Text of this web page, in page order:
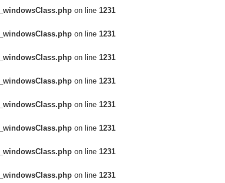
on line 1231
on line 1231
on line 1231
on line 1231
on line 1231
on line 1231
on line 1231
on line 1231